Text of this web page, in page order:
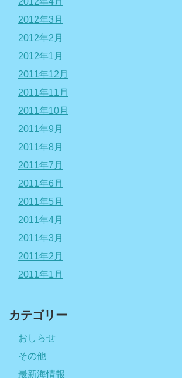
2012年3月
2012年2月
2012年1月
2011年12月
2011年11月
2011年10月
2011年9月
2011年8月
2011年7月
2011年6月
2011年5月
2011年4月
2011年3月
2011年2月
2011年1月
カテゴリー
おしらせ
その他
最新海情報